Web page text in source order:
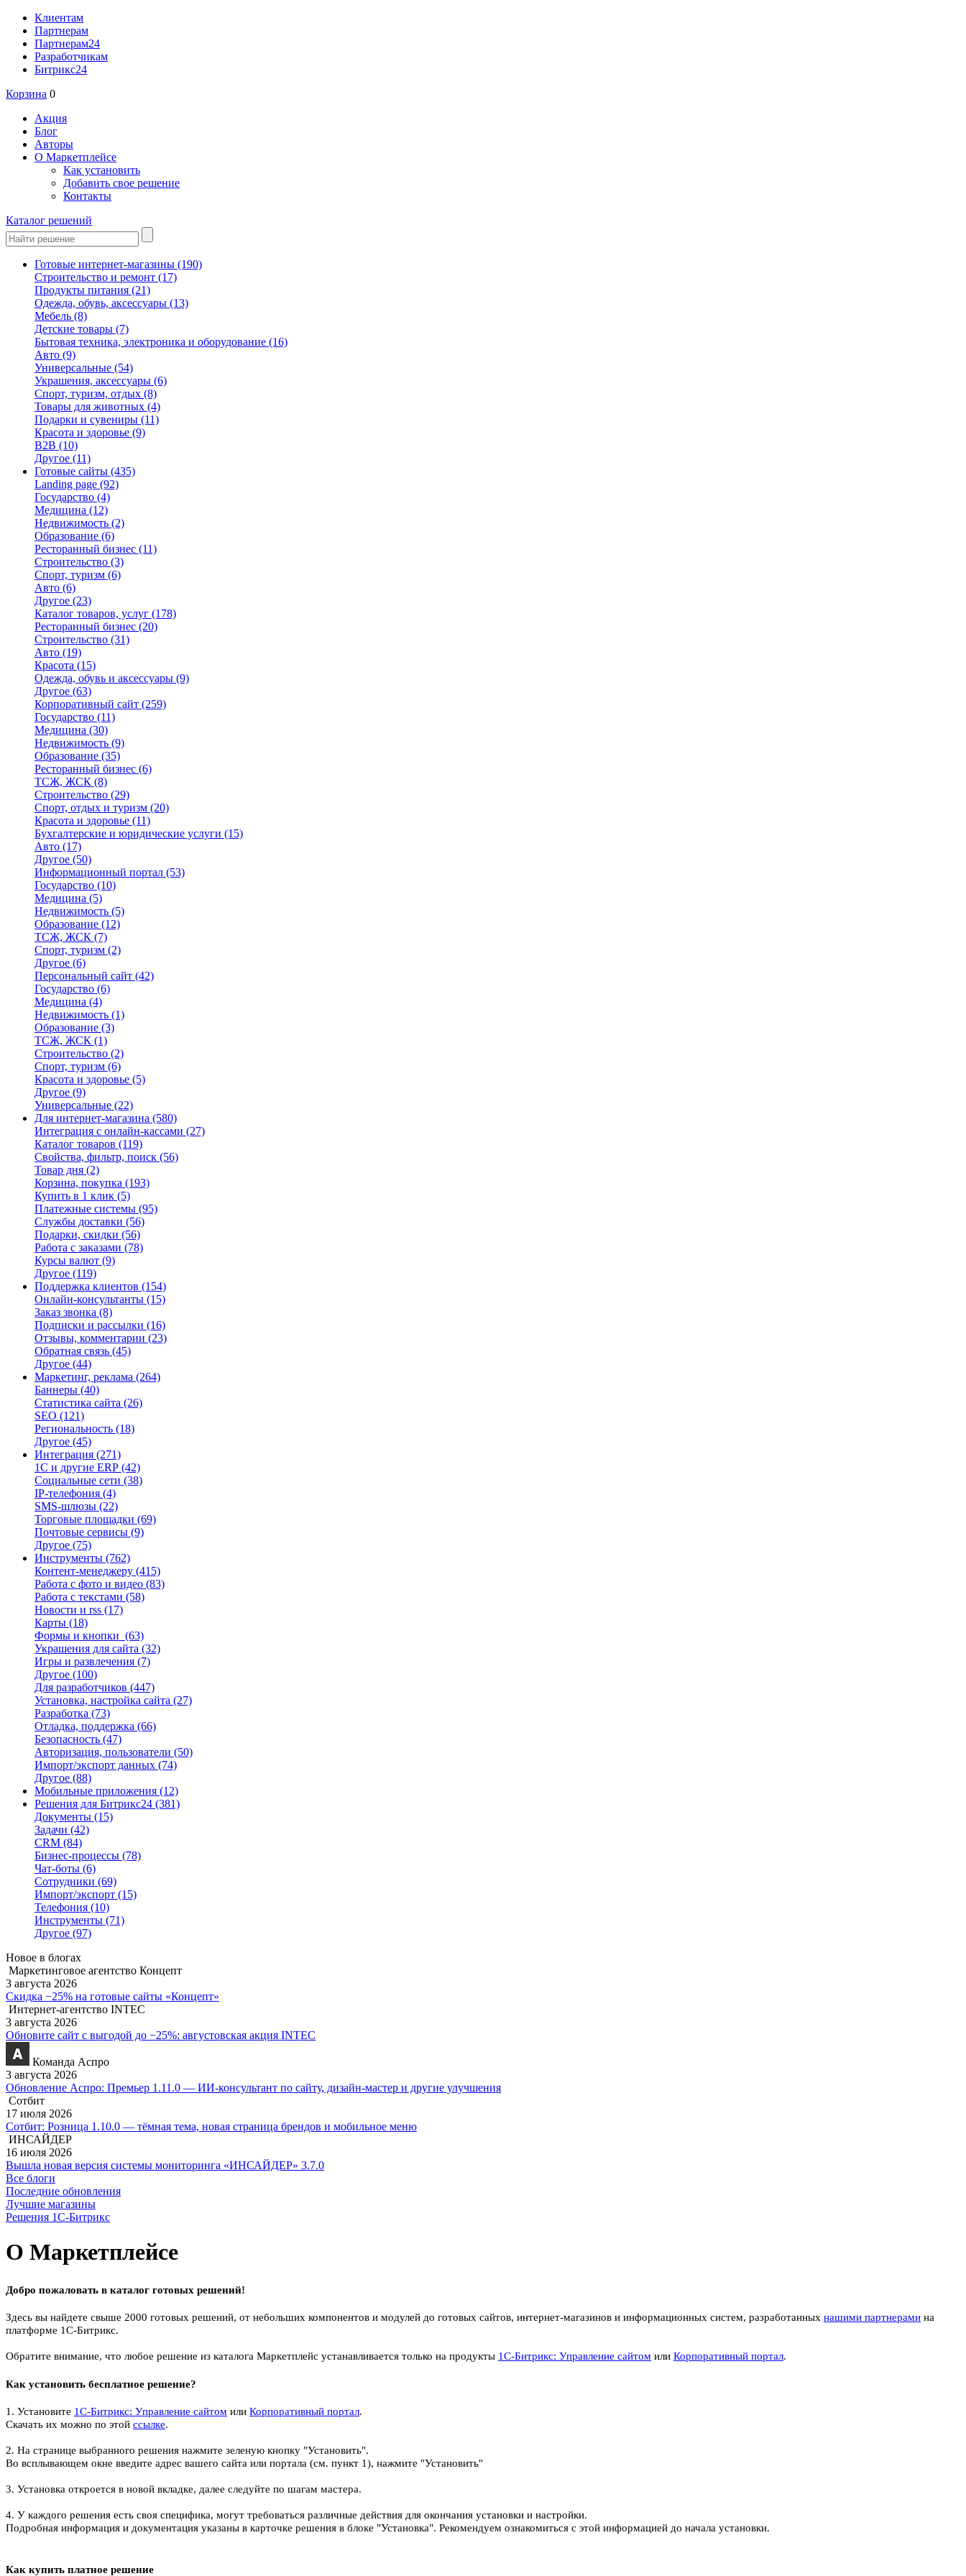
Клиентам
Партнерам
Партнерам24
Разработчикам
Битрикс24
Корзина 0
Акция
Блог
Авторы
О Маркетплейсе
Как установить
Добавить свое решение
Контакты
Каталог решений
Готовые интернет-магазины (190)
Строительство и ремонт (17)
Продукты питания (21)
Одежда, обувь, аксессуары (13)
Мебель (8)
Детские товары (7)
Бытовая техника, электроника и оборудование (16)
Авто (9)
Универсальные (54)
Украшения, аксессуары (6)
Спорт, туризм, отдых (8)
Товары для животных (4)
Подарки и сувениры (11)
Красота и здоровье (9)
B2B (10)
Другое (11)
Готовые сайты (435)
Landing page (92)
Государство (4)
Медицина (12)
Недвижимость (2)
Образование (6)
Ресторанный бизнес (11)
Строительство (3)
Спорт, туризм (6)
Авто (6)
Другое (23)
Каталог товаров, услуг (178)
Ресторанный бизнес (20)
Строительство (31)
Авто (19)
Красота (15)
Одежда, обувь и аксессуары (9)
Другое (63)
Корпоративный сайт (259)
Государство (11)
Медицина (30)
Недвижимость (9)
Образование (35)
Ресторанный бизнес (6)
ТСЖ, ЖСК (8)
Строительство (29)
Спорт, отдых и туризм (20)
Красота и здоровье (11)
Бухгалтерские и юридические услуги (15)
Авто (17)
Другое (50)
Информационный портал (53)
Государство (10)
Медицина (5)
Недвижимость (5)
Образование (12)
ТСЖ, ЖСК (7)
Спорт, туризм (2)
Другое (6)
Персональный сайт (42)
Государство (6)
Медицина (4)
Недвижимость (1)
Образование (3)
ТСЖ, ЖСК (1)
Строительство (2)
Спорт, туризм (6)
Красота и здоровье (5)
Другое (9)
Универсальные (22)
Для интернет-магазина (580)
Интеграция с онлайн-кассами (27)
Каталог товаров (119)
Свойства, фильтр, поиск (56)
Товар дня (2)
Корзина, покупка (193)
Купить в 1 клик (5)
Платежные системы (95)
Службы доставки (56)
Подарки, скидки (56)
Работа с заказами (78)
Курсы валют (9)
Другое (119)
Поддержка клиентов (154)
Онлайн-консультанты (15)
Заказ звонка (8)
Подписки и рассылки (16)
Отзывы, комментарии (23)
Обратная связь (45)
Другое (44)
Маркетинг, реклама (264)
Баннеры (40)
Статистика сайта (26)
SEO (121)
Региональность (18)
Другое (45)
Интеграция (271)
1С и другие ERP (42)
Социальные сети (38)
IP-телефония (4)
SMS-шлюзы (22)
Торговые площадки (69)
Почтовые сервисы (9)
Другое (75)
Инструменты (762)
Контент-менеджеру (415)
Работа с фото и видео (83)
Работа с текстами (58)
Новости и rss (17)
Карты (18)
Формы и кнопки (63)
Украшения для сайта (32)
Игры и развлечения (7)
Другое (100)
Для разработчиков (447)
Установка, настройка сайта (27)
Разработка (73)
Отладка, поддержка (66)
Безопасность (47)
Авторизация, пользователи (50)
Импорт/экспорт данных (74)
Другое (88)
Мобильные приложения (12)
Решения для Битрикс24 (381)
Документы (15)
Задачи (42)
CRM (84)
Бизнес-процессы (78)
Чат-боты (6)
Сотрудники (69)
Импорт/экспорт (15)
Телефония (10)
Инструменты (71)
Другое (97)
Новое в блогах
Маркетинговое агентство Концепт
3 августа 2026
Скидка −25% на готовые сайты «Концепт»
Интернет-агентство INTEC
3 августа 2026
Обновите сайт с выгодой до −25%: августовская акция INTEC
Команда Аспро
3 августа 2026
Обновление Аспро: Премьер 1.11.0 — ИИ-консультант по сайту, дизайн-мастер и другие улучшения
Сотбит
17 июля 2026
Сотбит: Розница 1.10.0 — тёмная тема, новая страница брендов и мобильное меню
ИНСАЙДЕР
16 июля 2026
Вышла новая версия системы мониторинга «ИНСАЙДЕР» 3.7.0
Все блоги
Последние обновления
Лучшие магазины
Решения 1С-Битрикс
О Маркетплейсе
Добро пожаловать в каталог готовых решений!
Здесь вы найдете свыше 2000 готовых решений, от небольших компонентов и модулей до готовых сайтов, интернет-магазинов и информационных систем, разработанных нашими партнерами на
платформе 1С-Битрикс.
Обратите внимание, что любое решение из каталога Маркетплейс устанавливается только на продукты 1С-Битрикс: Управление сайтом или Корпоративный портал.
Как установить бесплатное решение?
1. Установите 1С-Битрикс: Управление сайтом или Корпоративный портал.
Скачать их можно по этой ссылке.
2. На странице выбранного решения нажмите зеленую кнопку "Установить".
Во всплывающем окне введите адрес вашего сайта или портала (см. пункт 1), нажмите "Установить"
3. Установка откроется в новой вкладке, далее следуйте по шагам мастера.
4. У каждого решения есть своя специфика, могут требоваться различные действия для окончания установки и настройки.
Подробная информация и документация указаны в карточке решения в блоке "Установка". Рекомендуем ознакомиться с этой информацией до начала установки.
Как купить платное решение